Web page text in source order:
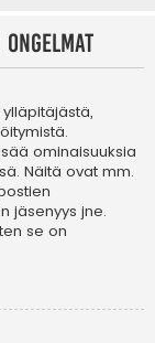
ominaisuuksia
Näitä ovat mm.
jäsenyys jne.
se on